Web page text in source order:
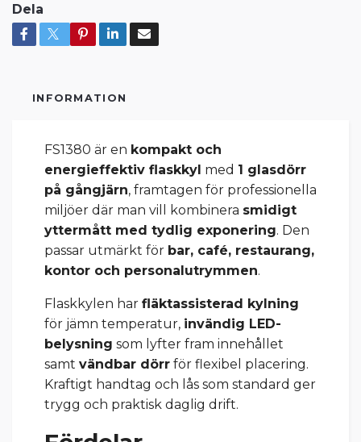
Dela
INFORMATION
FS1380 är en kompakt och
energieffektiv flaskkyl med 1 glasdörr
på gångjärn, framtagen för professionella
miljöer där man vill kombinera smidigt
yttermått med tydlig exponering. Den
passar utmärkt för bar, café, restaurang,
kontor och personalutrymmen.
Flaskkylen har fläktassisterad kylning
för jämn temperatur, invändig LED-
belysning som lyfter fram innehållet
samt vändbar dörr för flexibel placering.
Kraftigt handtag och lås som standard ger
trygg och praktisk daglig drift.